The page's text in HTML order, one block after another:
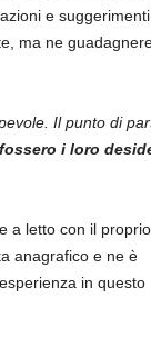
e suggerimenti
ma ne
Il punto di
i loro
a letto con il proprio
anagrafico e ne è
in questo